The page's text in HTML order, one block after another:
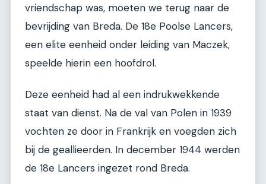
vriendschap was, moeten we terug naar de
bevrijding van Breda. De 18e Poolse Lancers,
een elite eenheid onder leiding van Maczek,
speelde hierin een hoofdrol.
Deze eenheid had al een indrukwekkende
staat van dienst. Na de val van Polen in 1939
vochten ze door in Frankrijk en voegden zich
bij de geallieerden. In december 1944 werden
de 18e Lancers ingezet rond Breda.